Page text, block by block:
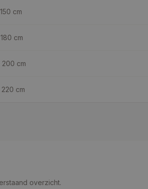
cm
cm
200 cm
cm
overzicht.